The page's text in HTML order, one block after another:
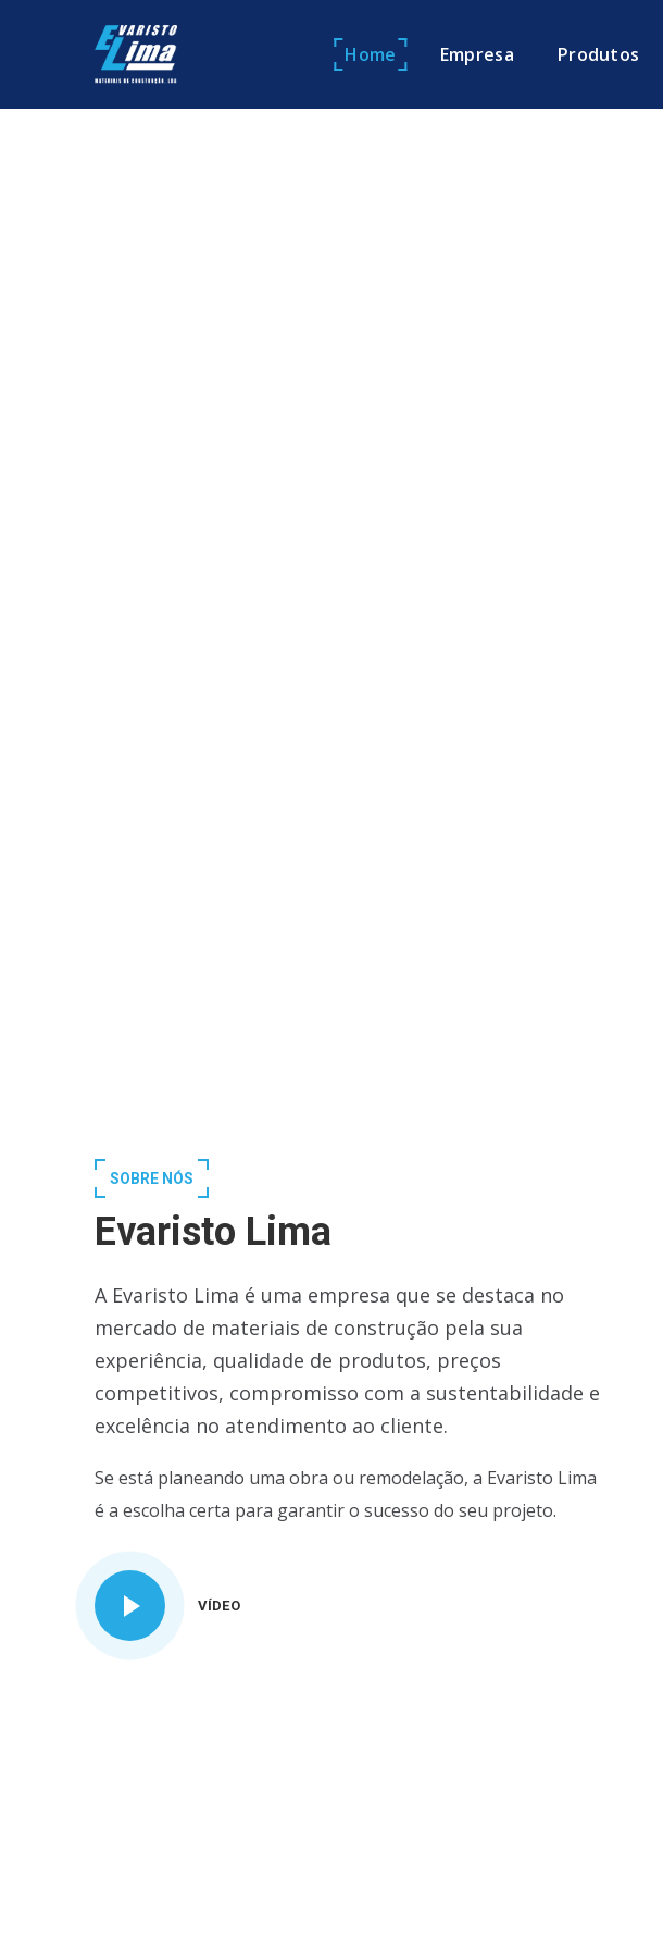
Home Empresa Produtos
SOBRE NÓS
Evaristo Lima
A Evaristo Lima é uma empresa que se destaca no
mercado de materiais de construção pela sua
experiência, qualidade de produtos, preços
competitivos, compromisso com a sustentabilidade e
excelência no atendimento ao cliente.
Se está planeando uma obra ou remodelação, a Evaristo Lima
é a escolha certa para garantir o sucesso do seu projeto.
VÍDEO